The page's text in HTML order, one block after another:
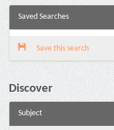
Saved Searches
Save this search
Discover
Subject